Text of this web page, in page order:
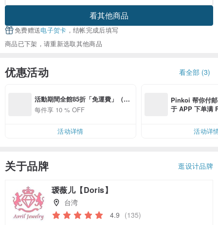
看其他商品
免费赠送电子贺卡 ，结帐完成后填写
商品已下架，请重新选取其他商品
优惠活动 看全部 (3)
活動期間全館85折「免運費」（限
郵局掛號）
每件享 10 % OFF
活动详情
Pinkoi 帮你付
于 APP 下单满
活动详
关于品牌 逛设计品牌
瑷薇儿【Doris】
台湾
4.9 (135)